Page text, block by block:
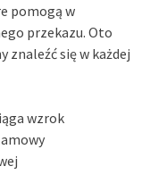
pomogą w
przekazu. Oto
znaleźć się w każdej
wzrok